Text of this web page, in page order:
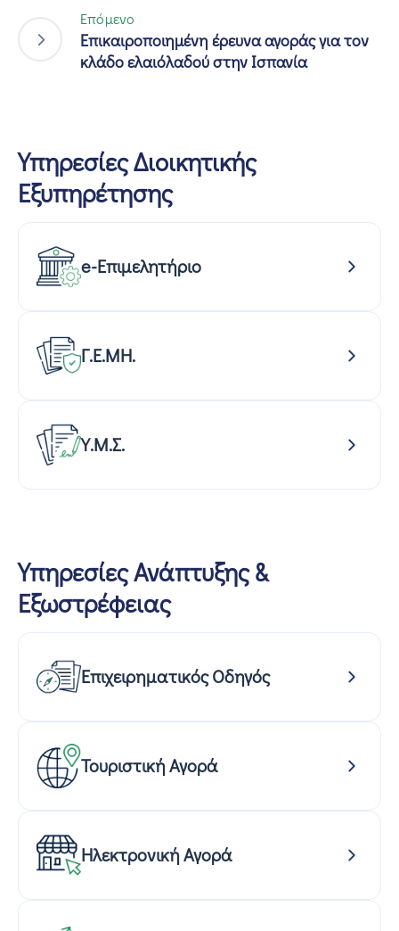
Επόμενο
Επικαιροποιημένη έρευνα αγοράς για τον
κλάδο ελαιόλαδού στην Ισπανία
Υπηρεσίες Διοικητικής
Εξυπηρέτησης
e-Επιμελητήριο
Γ.Ε.ΜΗ.
Υ.Μ.Σ.
Υπηρεσίες Ανάπτυξης &
Εξωστρέφειας
Επιχειρηματικός Οδηγός
Τουριστική Αγορά
Ηλεκτρονική Αγορά